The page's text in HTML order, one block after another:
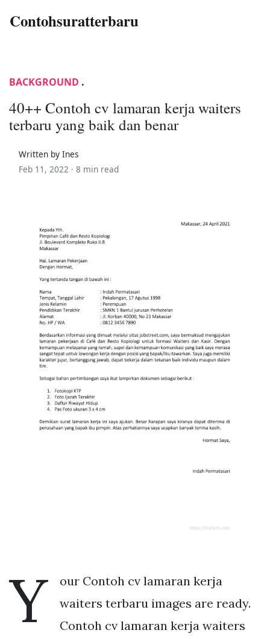
Contohsuratterbaru
BACKGROUND .
40++ Contoh cv lamaran kerja waiters
terbaru yang baik dan benar
Written by Ines
Feb 11, 2022 · 8 min read
Y
our Contoh cv lamaran kerja
waiters terbaru images are ready.
Contoh cv lamaran kerja waiters